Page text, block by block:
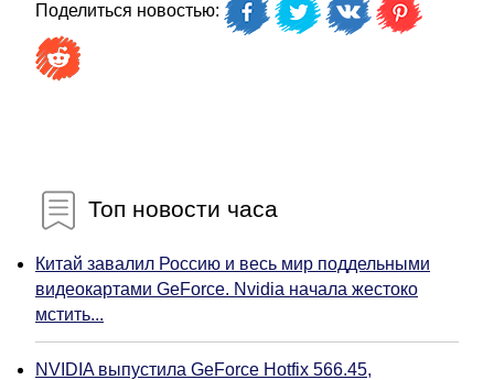
Поделиться новостью:
Топ новости часа
Китай завалил Россию и весь мир поддельными
видеокартами GeForce. Nvidia начала жестоко
мстить...
NVIDIA выпустила GeForce Hotfix 566.45,